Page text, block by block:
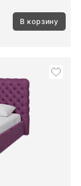
В корзину